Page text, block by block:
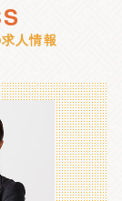
人情報